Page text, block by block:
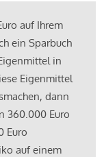
auf Ihrem
ein Sparbuch
in
Eigenmittel
dann
360.000 Euro
Euro
auf einem